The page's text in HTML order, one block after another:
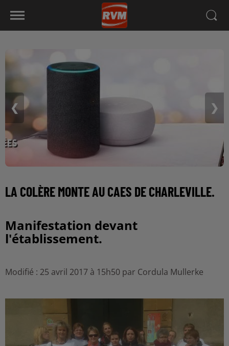
❮ ❯
LA COLÈRE MONTE AU CAES DE CHARLEVILLE.
Manifestation devant
l'établissement.
Modifié : 25 avril 2017 à 15h50 par Cordula Mullerke